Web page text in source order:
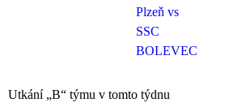
Plzeň vs
SSC
BOLEVEC
Utkání „B“ týmu v tomto týdnu